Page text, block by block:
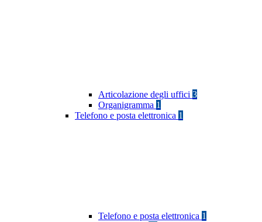
Articolazione degli uffici 3
Organigramma 1
Telefono e posta elettronica 1
Telefono e posta elettronica 1